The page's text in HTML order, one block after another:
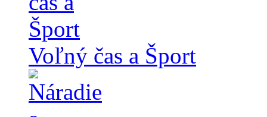
Voľný čas a Šport